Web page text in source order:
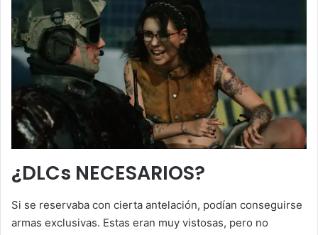
¿DLCs NECESARIOS?
Si se reservaba con cierta antelación, podían conseguirse
armas exclusivas. Estas eran muy vistosas, pero no